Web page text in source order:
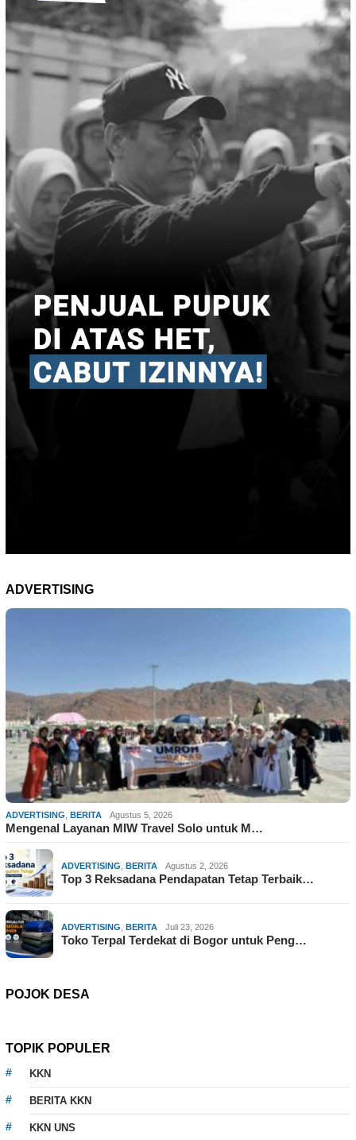
ADVERTISING
ADVERTISING, BERITA Agustus 5, 2026
Mengenal Layanan MIW Travel Solo untuk M…
ADVERTISING, BERITA Agustus 2, 2026
Top 3 Reksadana Pendapatan Tetap Terbaik…
ADVERTISING, BERITA Juli 23, 2026
Toko Terpal Terdekat di Bogor untuk Peng…
POJOK DESA
TOPIK POPULER
KKN
BERITA KKN
KKN UNS